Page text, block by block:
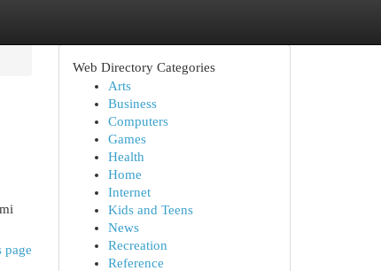
page
Web Directory Categories
Arts
Business
Computers
Games
Health
Home
Internet
Kids and Teens
News
Recreation
Reference